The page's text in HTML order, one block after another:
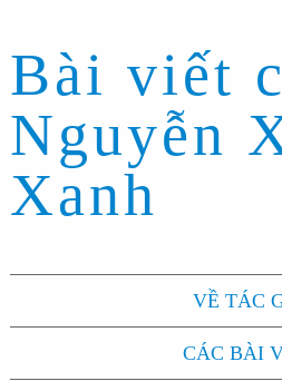
Bài viết
Nguyễn
Xanh
VỀ TÁC
CÁC BÀI